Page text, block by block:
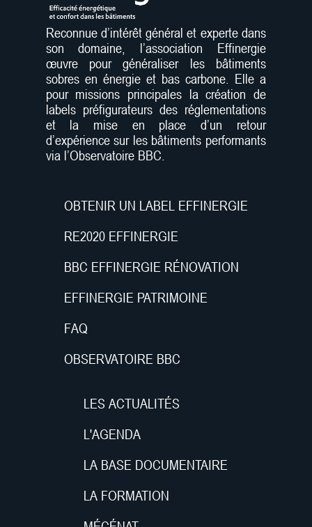
Reconnue d’intérêt général et experte dans
son domaine, l’association Effinergie
œuvre pour généraliser les bâtiments
sobres en énergie et bas carbone. Elle a
pour missions principales la création de
labels préfigurateurs des réglementations
et la mise en place d’un retour
d’expérience sur les bâtiments performants
via l’Observatoire BBC.
OBTENIR UN LABEL EFFINERGIE
RE2020 EFFINERGIE
BBC EFFINERGIE RÉNOVATION
EFFINERGIE PATRIMOINE
FAQ
OBSERVATOIRE BBC
LES ACTUALITÉS
L'AGENDA
LA BASE DOCUMENTAIRE
LA FORMATION